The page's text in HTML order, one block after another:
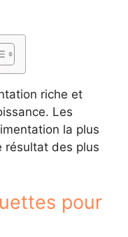
riche et
Les
la plus
résultat des plus
pour